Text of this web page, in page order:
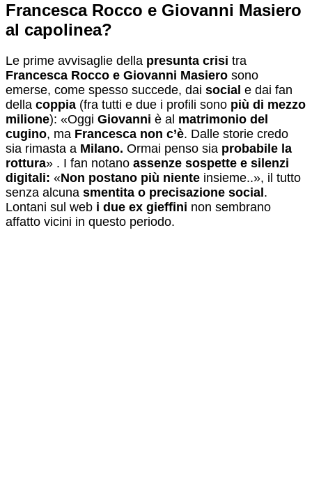
Francesca Rocco e Giovanni Masiero
al capolinea?
Le prime avvisaglie della presunta crisi tra
Francesca Rocco e Giovanni Masiero sono
emerse, come spesso succede, dai social e dai fan
della coppia (fra tutti e due i profili sono più di mezzo
milione): «Oggi Giovanni è al matrimonio del
cugino, ma Francesca non c’è. Dalle storie credo
sia rimasta a Milano. Ormai penso sia probabile la
rottura» . I fan notano assenze sospette e silenzi
digitali: «Non postano più niente insieme..», il tutto
senza alcuna smentita o precisazione social.
Lontani sul web i due ex gieffini non sembrano
affatto vicini in questo periodo.